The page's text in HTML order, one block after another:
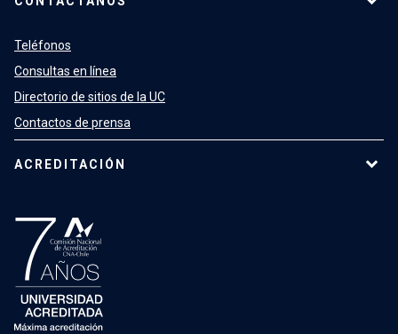
Teléfonos
Consultas en línea
Directorio de sitios de la UC
Contactos de prensa
ACREDITACIÓN